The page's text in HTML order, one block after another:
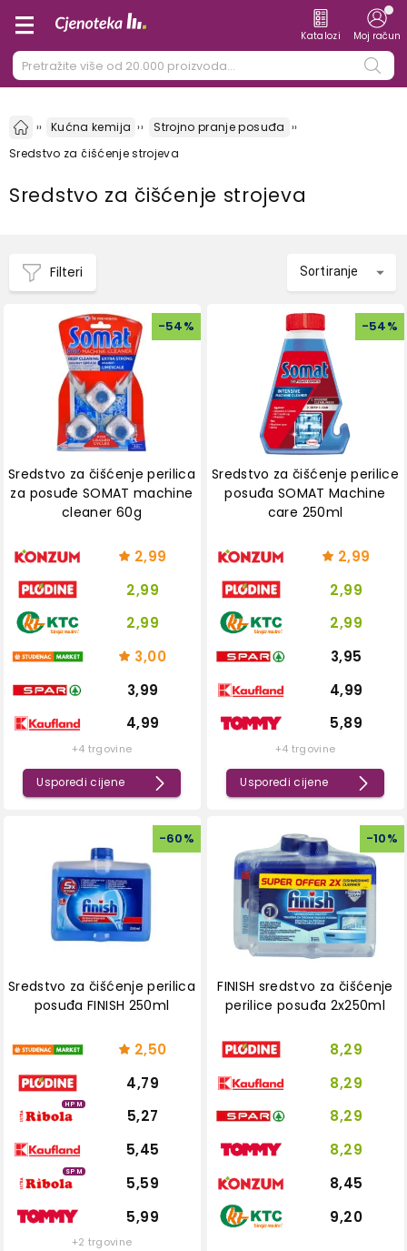
Katalozi Moj račun
Kućna kemija
Strojno pranje posuđa
Sredstvo za čišćenje strojeva
Sredstvo za čišćenje strojeva
Filteri Sortiranje
-54%
Sredstvo za čišćenje perilica
za posuđe SOMAT machine
cleaner 60g
2,99
2,99
2,99
3,00
3,99
4,99
+4 trgovine
Usporedi cijene
-54%
Sredstvo za čišćenje perilice
posuđa SOMAT Machine
care 250ml
2,99
2,99
2,99
3,95
4,99
5,89
+4 trgovine
Usporedi cijene
-60%
Sredstvo za čišćenje perilica
posuđa FINISH 250ml
2,50
4,79
HPM
5,27
5,45
SPM
5,59
5,99
+2 trgovine
-10%
FINISH sredstvo za čišćenje
perilice posuđa 2x250ml
8,29
8,29
8,29
8,29
8,45
9,20